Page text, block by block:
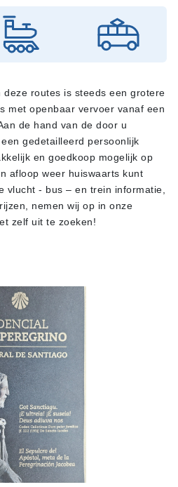
routes is steeds een grotere
met openbaar vervoer vanaf een
de hand van de door u
gedetailleerd persoonlijk
en goedkoop mogelijk op
afloop weer huiswaarts kunt
vlucht - bus – en trein informatie,
nemen wij op in onze
zelf uit te zoeken!